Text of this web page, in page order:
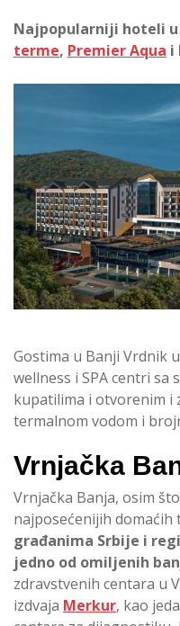
Najpopularniji hoteli u
terme, Premier Aqua i
Gostima u Banji Vrdnik
wellness i SPA centri sa
kupatilima i otvorenim i
termalnom vodom i
Vrnjačka
Vrnjačka Banja, osim
najposećenijih
građanima Srbije i
jedno od omiljenih
zdravstvenih centara u
izdvaja Merkur, kao